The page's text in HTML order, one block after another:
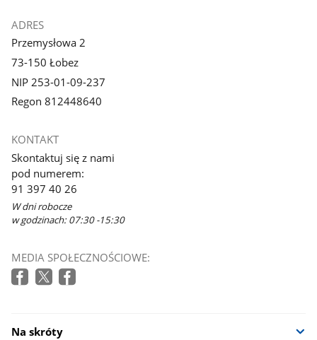
ADRES
Przemysłowa 2
73-150 Łobez
NIP 253-01-09-237
Regon 812448640
KONTAKT
Skontaktuj się z nami
pod numerem:
91 397 40 26
W dni robocze
w godzinach: 07:30 -15:30
MEDIA SPOŁECZNOŚCIOWE:
Na skróty